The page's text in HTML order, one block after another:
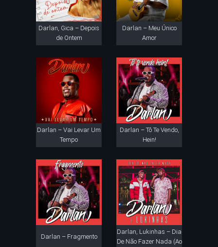
Darlan, Gica – Depois
de Ontem
Darlan – Meu Único
Amor
Darlan – Vai Levar Um
Tempo
Darlan – Tô Te Vendo,
Hein!
Darlan – Fragmento
Darlan, Lukinhas – Dia
De Não Fazer Nada (Ao